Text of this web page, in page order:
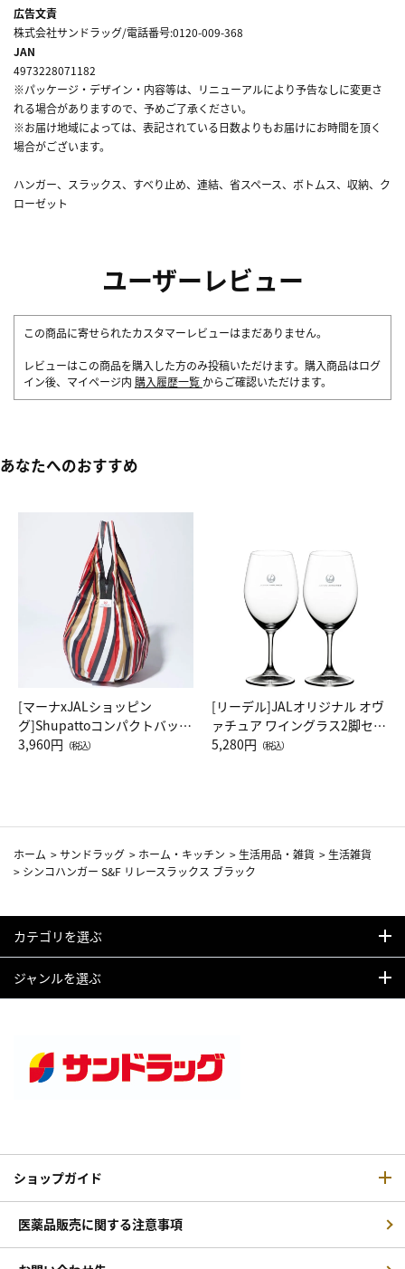
広告文責
株式会社サンドラッグ/電話番号:0120-009-368
JAN
4973228071182
※パッケージ・デザイン・内容等は、リニューアルにより予告なしに変更さ
れる場合がありますので、予めご了承ください。
※お届け地域によっては、表記されている日数よりもお届けにお時間を頂く
場合がございます。
ハンガー、スラックス、すべり止め、連結、省スペース、ボトムス、収納、ク
ローゼット
ユーザーレビュー
この商品に寄せられたカスタマーレビューはまだありません。
レビューはこの商品を購入した方のみ投稿いただけます。購入商品はログ
イン後、マイページ内 購入履歴一覧 からご確認いただけます。
あなたへのおすすめ
[マーナxJALショッピン
グ]Shupattoコンパクトバッグ
Drop JAL客室乗務員（LC）ス
3,960円 （税込）
[リーデル]JALオリジナル オヴ
ァチュア ワイングラス2脚セッ
ト（レッドワイン）
5,280円 （税込）
ホーム >サンドラッグ > ホーム・キッチン > 生活用品・雑貨 > 生活雑貨
> シンコハンガー S&F リレースラックス ブラック
カテゴリを選ぶ
ジャンルを選ぶ
ショップガイド
医薬品販売に関する注意事項